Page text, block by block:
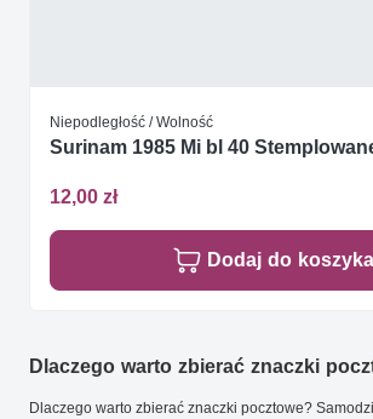
Niepodległość / Wolność
Surinam 1985 Mi bl 40
12,00 zł
Dodaj do koszyka
Dlaczego warto zbierać znaczki
Dlaczego warto zbierać znaczki pocztowe?